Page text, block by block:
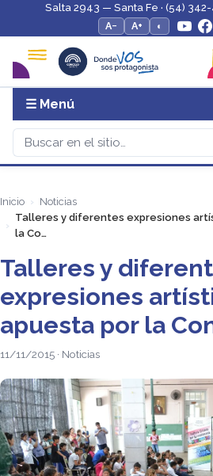
Salta 2943 — Santa Fe · (54)
A−
A+ ◐
☰ Menú
Inicio
Noticias
Talleres y diferentes expresiones
la Co…
Talleres y
expresiones
apuesta por la
11/11/2015 · Noticias